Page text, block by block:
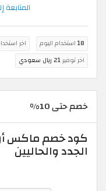
18 استخدام اليوم اخر
اخر توفير21 ريال سعودي
خصم حتى 10%
الجدد والحاليين